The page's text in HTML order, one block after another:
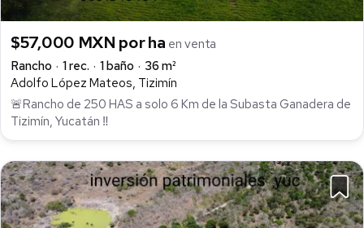
$57,000 MXN por ha en venta
Rancho
1 rec. 1 baño
36 m²
Adolfo López Mateos, Tizimín
🚨Rancho de 250 HAS a solo 6 Km de la Subasta Ganadera de
Tizimín, Yucatán ‼